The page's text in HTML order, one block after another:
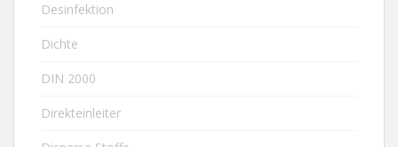
Desinfektion
Dichte
DIN 2000
Direkteinleiter